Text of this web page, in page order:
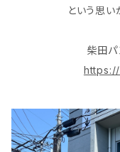
という思い
柴田